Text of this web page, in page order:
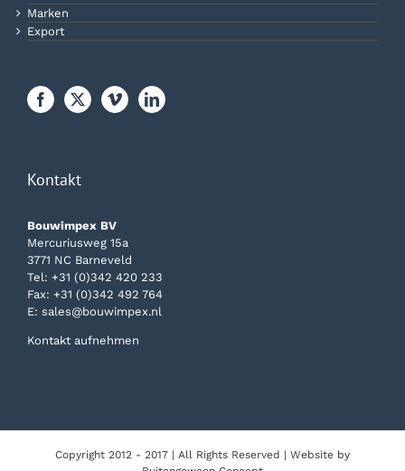
Marken
Export
Kontakt
Bouwimpex BV
Mercuriusweg 15a
3771 NC Barneveld
Tel: +31 (0)342 420 233
Fax: +31 (0)342 492 764
E: sales@bouwimpex.nl
Kontakt aufnehmen
Copyright 2012 - 2017 | All Rights Reserved | Website by